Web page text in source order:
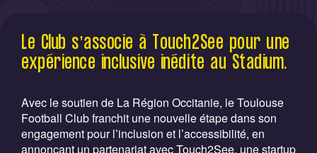
Le Club s’associe à Touch2See pour une
expérience inclusive inédite au Stadium en
déployant des tablettes tactiles pour nos
matchs.
Le Club s’associe à Touch2See pour une
expérience inclusive inédite au Stadium.
Avec le soutien de La Région Occitanie, le Toulouse
Football Club franchit une nouvelle étape dans son
engagement pour l’inclusion et l’accessibilité, en
annonçant un partenariat avec Touch2See, une startup